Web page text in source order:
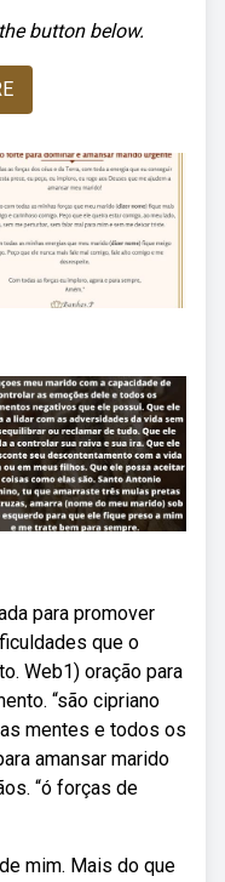
button below.
para promover
que o
Web1) oração para
“são cipriano
mentes e todos os
amansar marido
“ó forças de
mim. Mais do que